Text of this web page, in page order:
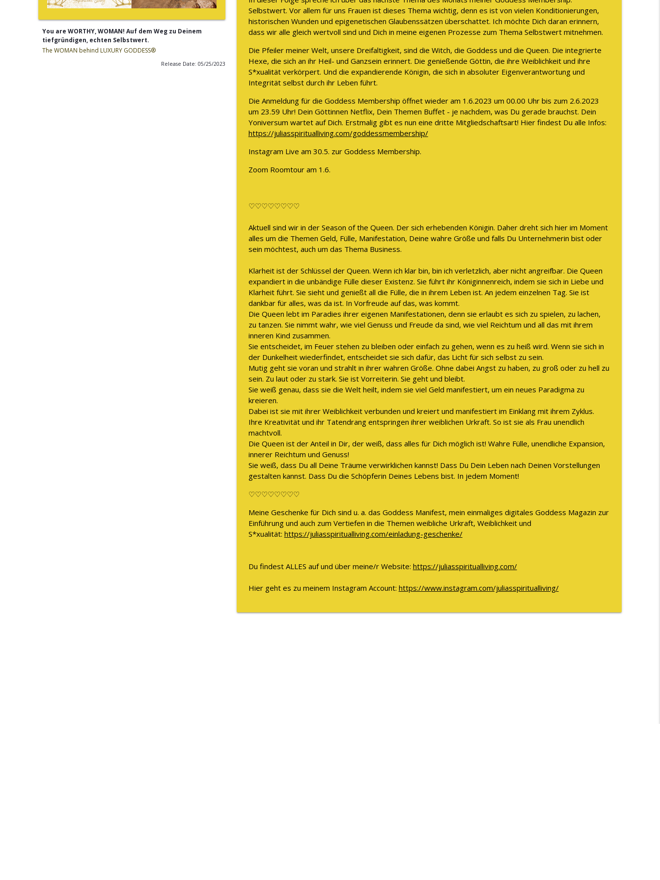
You are WORTHY, WOMAN! Auf dem Weg zu Deinem
tiefgründigen, echten Selbstwert.
The WOMAN behind LUXURY GODDESS®
Release Date: 05/25/2023
DAS verändert sich, wenn Du Deine Weiblichkeit endlich WIRKLICH lebst
The WOMAN behind LUXURY GODDESS®
Wie Frau Sein für Dich purer Reichtum ist
The WOMAN behind LUXURY GODDESS®
Du brauchst mehr männliche Energie
The WOMAN behind LUXURY GODDESS®
Der Nr. 1 Grund, warum Du Dich wertlos fühlst und wie Du das ab sofort ändern kannst
The WOMAN behind LUXURY GODDESS®
Warum Vertrauen aufbauen keine Zeit braucht und WAS Vertrauen WIRKLICH ist
The WOMAN behind LUXURY GODDESS® info_outline
The WOMAN behind LUXURY GODDESS® info_outline
Selbstwert. Vor allem für uns Frauen ist dieses Thema wichtig, denn es ist von vielen Konditionierungen,
historischen Wunden und epigenetischen Glaubenssätzen überschattet. Ich möchte Dich daran erinnern,
dass wir alle gleich wertvoll sind und Dich in meine eigenen Prozesse zum Thema Selbstwert mitnehmen.
Die Pfeiler meiner Welt, unsere Dreifaltigkeit, sind die Witch, die Goddess und die Queen. Die integrierte
Hexe, die sich an ihr Heil- und Ganzsein erinnert. Die genießende Göttin, die ihre Weiblichkeit und ihre
S*xualität verkörpert. Und die expandierende Königin, die sich in absoluter Eigenverantwortung und
Integrität selbst durch ihr Leben führt.
Die Anmeldung für die Goddess Membership öffnet wieder am 1.6.2023 um 00.00 Uhr bis zum 2.6.2023
um 23.59 Uhr! Dein Göttinnen Netflix, Dein Themen Buffet - je nachdem, was Du gerade brauchst. Dein
Yoniversum wartet auf Dich. Erstmalig gibt es nun eine dritte Mitgliedschaftsart! Hier findest Du alle Infos:
https://juliasspiritualliving.com/goddessmembership/
Instagram Live am 30.5. zur Goddess Membership.
Zoom Roomtour am 1.6.
♡♡♡♡♡♡♡♡
Aktuell sind wir in der Season of the Queen. Der sich erhebenden Königin. Daher dreht sich hier im Moment
alles um die Themen Geld, Fülle, Manifestation, Deine wahre Größe und falls Du Unternehmerin bist oder
sein möchtest, auch um das Thema Business.
Klarheit ist der Schlüssel der Queen. Wenn ich klar bin, bin ich verletzlich, aber nicht angreifbar. Die Queen
expandiert in die unbändige Fülle dieser Existenz. Sie führt ihr Königinnenreich, indem sie sich in Liebe und
Klarheit führt. Sie sieht und genießt all die Fülle, die in ihrem Leben ist. An jedem einzelnen Tag. Sie ist
dankbar für alles, was da ist. In Vorfreude auf das, was kommt.
Die Queen lebt im Paradies ihrer eigenen Manifestationen, denn sie erlaubt es sich zu spielen, zu lachen,
zu tanzen. Sie nimmt wahr, wie viel Genuss und Freude da sind, wie viel Reichtum und all das mit ihrem
inneren Kind zusammen.
Sie entscheidet, im Feuer stehen zu bleiben oder einfach zu gehen, wenn es zu heiß wird. Wenn sie sich in
der Dunkelheit wiederfindet, entscheidet sie sich dafür, das Licht für sich selbst zu sein.
Mutig geht sie voran und strahlt in ihrer wahren Größe. Ohne dabei Angst zu haben, zu groß oder zu hell zu
sein. Zu laut oder zu stark. Sie ist Vorreiterin. Sie geht und bleibt.
Sie weiß genau, dass sie die Welt heilt, indem sie viel Geld manifestiert, um ein neues Paradigma zu
kreieren.
Dabei ist sie mit ihrer Weiblichkeit verbunden und kreiert und manifestiert im Einklang mit ihrem Zyklus.
Ihre Kreativität und ihr Tatendrang entspringen ihrer weiblichen Urkraft. So ist sie als Frau unendlich
machtvoll.
Die Queen ist der Anteil in Dir, der weiß, dass alles für Dich möglich ist! Wahre Fülle, unendliche Expansion,
innerer Reichtum und Genuss!
Sie weiß, dass Du all Deine Träume verwirklichen kannst! Dass Du Dein Leben nach Deinen Vorstellungen
gestalten kannst. Dass Du die Schöpferin Deines Lebens bist. In jedem Moment!
♡♡♡♡♡♡♡♡
Meine Geschenke für Dich sind u. a. das Goddess Manifest, mein einmaliges digitales Goddess Magazin zur
Einführung und auch zum Vertiefen in die Themen weibliche Urkraft, Weiblichkeit und
S*xualität: https://juliasspiritualliving.com/einladung-geschenke/
Du findest ALLES auf und über meine/r Website: https://juliasspiritualliving.com/
Hier geht es zu meinem Instagram Account: https://www.instagram.com/juliasspiritualliving/